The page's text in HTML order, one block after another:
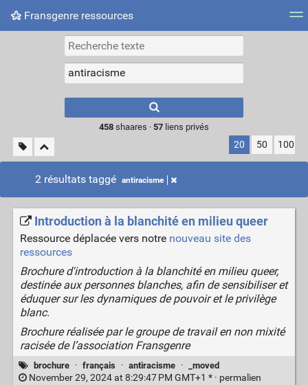
Fransgenre ressources
Most searched tags Connexion
results.
458shaares · 57liens privés
20 50 100
2 résultats taggé antiracisme
Introduction à la blanchité en milieu queer
Ressource déplacée vers notre nouveau site des
ressources
Brochure d'introduction à la blanchité en milieu queer,
destinée aux personnes blanches, afin de sensibiliser et
éduquer sur les dynamiques de pouvoir et le privilège
blanc.
Brochure réalisée par le groupe de travail en non mixité
racisée de l’association Fransgenre
brochure · français · antiracisme · _moved
November 29, 2024 at 8:29:47 PM GMT+1 * · permalien